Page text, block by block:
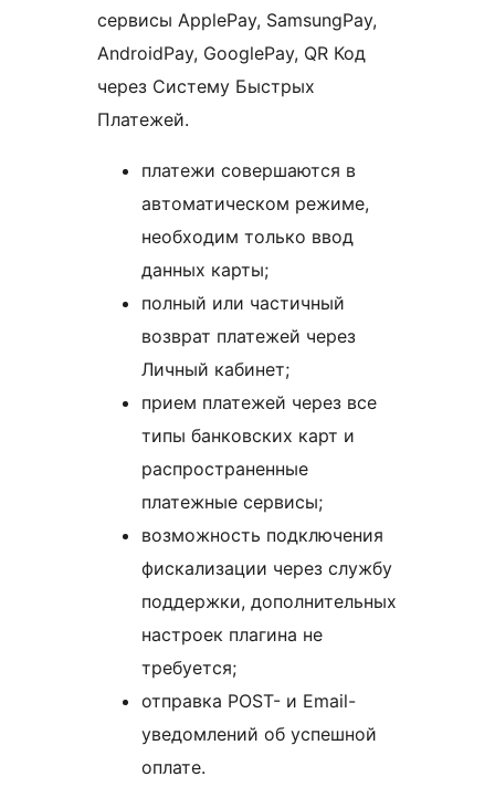
сервисы ApplePay, SamsungPay,
AndroidPay, GooglePay, QR Код
через Систему Быстрых
Платежей.
платежи совершаются в
автоматическом режиме,
необходим только ввод
данных карты;
полный или частичный
возврат платежей через
Личный кабинет;
прием платежей через все
типы банковских карт и
распространенные
платежные сервисы;
возможность подключения
фискализации через службу
поддержки, дополнительных
настроек плагина не
требуется;
отправка POST- и Email-
уведомлений об успешной
оплате.